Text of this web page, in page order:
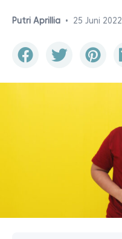
Putri Aprillia • 25 Juni 2022